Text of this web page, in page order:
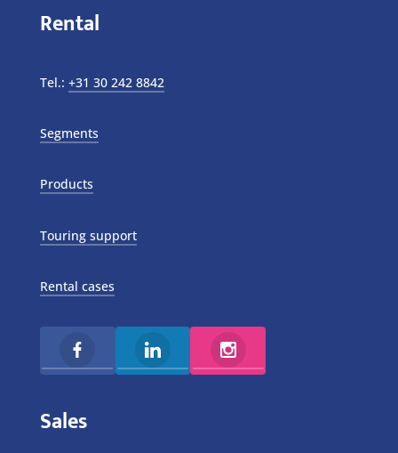
Rental
Tel.: +31 30 242 8842
Segments
Products
Touring support
Rental cases
Sales